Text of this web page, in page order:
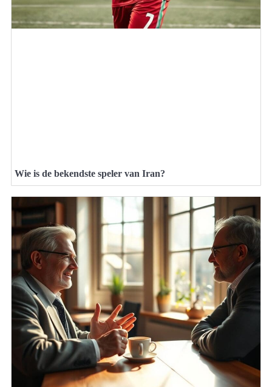
Wie is de bekendste speler van Iran?